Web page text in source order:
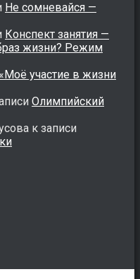
Не сомневайся —
Конспект занятия —
жизни? Режим
«Моё участие в жизни
Олимпийский
к записи